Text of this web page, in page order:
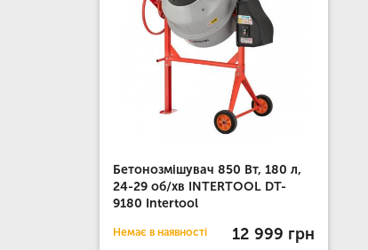
Бетонозмішувач 850 Вт, 180 л,
24-29 об/хв INTERTOOL DT-
9180 Intertool
Немає в наявності 12 999 грн